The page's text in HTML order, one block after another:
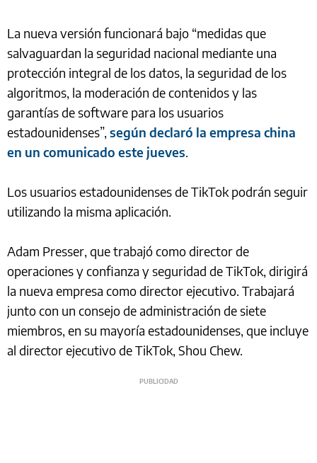
La nueva versión funcionará bajo “medidas que
salvaguardan la seguridad nacional mediante una
protección integral de los datos, la seguridad de los
algoritmos, la moderación de contenidos y las
garantías de software para los usuarios
estadounidenses”, según declaró la empresa china
en un comunicado este jueves.
Los usuarios estadounidenses de TikTok podrán seguir
utilizando la misma aplicación.
Adam Presser, que trabajó como director de
operaciones y confianza y seguridad de TikTok, dirigirá
la nueva empresa como director ejecutivo. Trabajará
junto con un consejo de administración de siete
miembros, en su mayoría estadounidenses, que incluye
al director ejecutivo de TikTok, Shou Chew.